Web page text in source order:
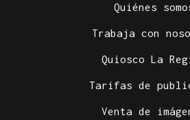
Quiénes
Trabaja con
Quiosco La
Tarifas de
Venta de